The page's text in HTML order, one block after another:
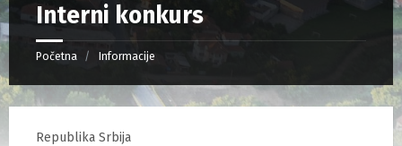
Interni konkurs
Početna Informacije
Republika Srbija